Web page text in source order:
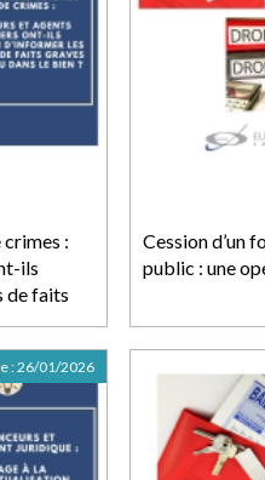
:
ils
de faits
Cession d’un
public : une
:26/01/2026